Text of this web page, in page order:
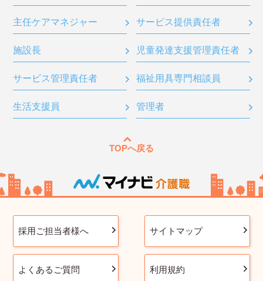
主任ケアマネジャー サービス提供責任者
施設長 児童発達支援管理責任者
サービス管理責任者 福祉用具専門相談員
生活支援員 管理者
TOPへ戻る
採用ご担当者様へ サイトマップ
よくあるご質問 利用規約